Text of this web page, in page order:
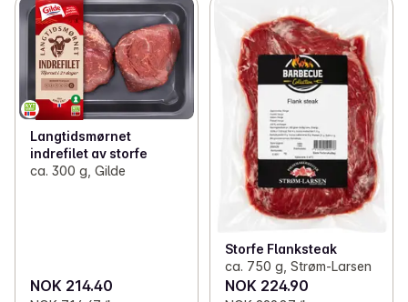
Langtidsmørnet
indrefilet av storfe
ca. 300 g, Gilde
NOK 214.40
Storfe Flanksteak
ca. 750 g, Strøm-Larsen
NOK 224.90